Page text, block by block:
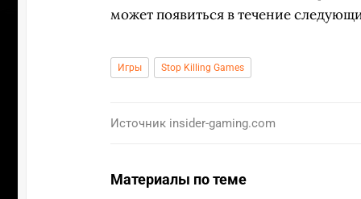
может появиться в течение
Игры Stop Killing Games
Источник insider-gaming.com
Материалы по теме